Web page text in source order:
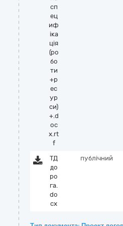
сп
ец
иф
іка
ція
(ро
бо
ти
+р
ес
ур
си)
+.d
oc
x.rt
f
ТД
до
ро
га.
do
cx
публічний